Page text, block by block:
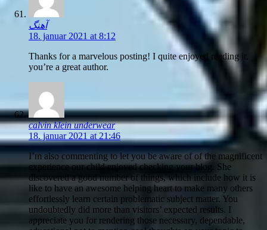
آهنگ
18. januar 2021 at 8:12
Thanks for a marvelous posting! I quite enjoyed reading it,
you’re a great author.
calvin klein underwear
18. januar 2021 at 21:46
I’m also commenting to let you be aware of of the magnificent
experience our child enjoyed checking your blog. She
discovered a good number of things, which include how it is
like to have an awesome helping heart to make many others
effortlessly learn certain problematic subject matter. You
undoubtedly did more than visitors’ expected results. I
appreciate you for rendering those necessary, dependable,